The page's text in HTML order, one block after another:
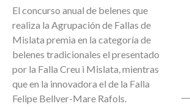
El concurso anual de belenes que
realiza la Agrupación de Fallas de
Mislata premia en la categoría de
belenes tradicionales el presentado
por la Falla Creu i Mislata, mientras
que en la innovadora el de la Falla
Felipe Bellver-Mare Rafols.